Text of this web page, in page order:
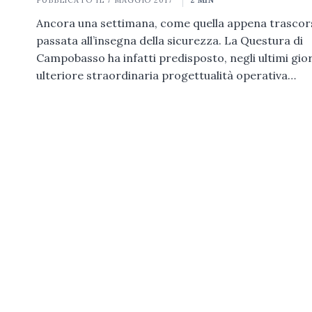
Ancora una settimana, come quella appena
passata all’insegna della sicurezza. La Questura di
Campobasso ha infatti predisposto, negli ultimi
ulteriore straordinaria progettualità operativa…